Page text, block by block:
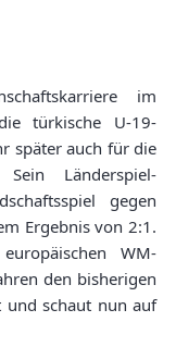
im
türkische U-19-
später auch für die
Sein Länderspiel-
gegen
Ergebnis von 2:1.
WM-
den bisherigen
schaut nun auf